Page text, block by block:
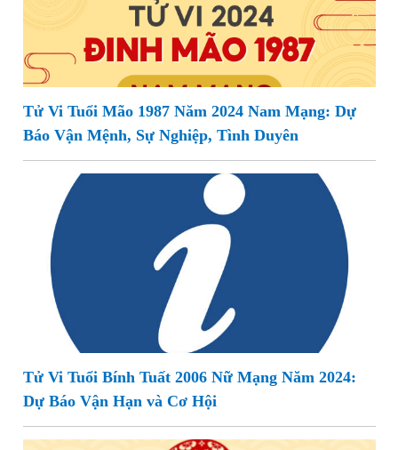
Tử Vi Tuổi Mão 1987 Năm 2024 Nam Mạng: Dự
Báo Vận Mệnh, Sự Nghiệp, Tình Duyên
Tử Vi Tuổi Bính Tuất 2006 Nữ Mạng Năm 2024:
Dự Báo Vận Hạn và Cơ Hội